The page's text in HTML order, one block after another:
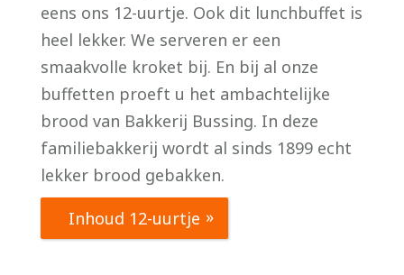
eens ons 12-uurtje. Ook dit lunchbuffet is
heel lekker. We serveren er een
smaakvolle kroket bij. En bij al onze
buffetten proeft u het ambachtelijke
brood van Bakkerij Bussing. In deze
familiebakkerij wordt al sinds 1899 echt
lekker brood gebakken.
Inhoud 12-uurtje